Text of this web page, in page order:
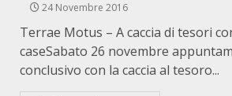
24 Novembre 2016
Terrae Motus – A caccia di tesori
caseSabato 26 novembre
conclusivo con la caccia al tesoro...